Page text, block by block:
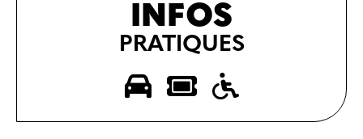
INFOS
PRATIQUES